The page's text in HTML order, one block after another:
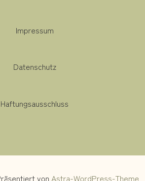
Impressum
Datenschutz
Haftungsausschluss
von Astra-WordPress-Theme